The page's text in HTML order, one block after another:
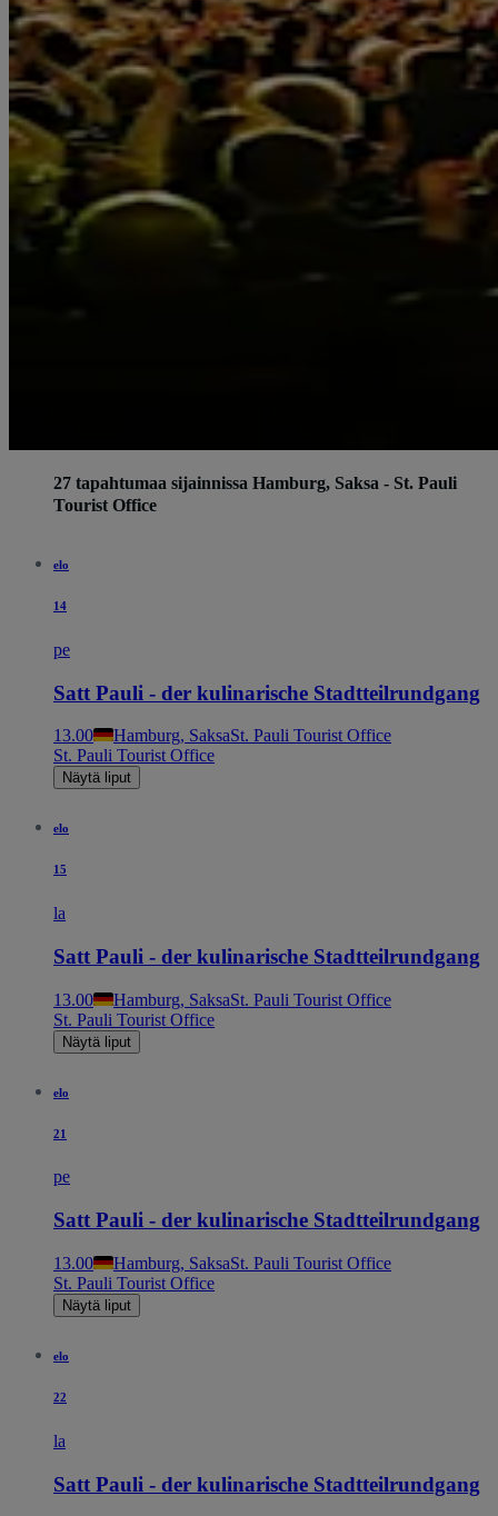
27 tapahtumaa sijainnissa Hamburg, Saksa - St. Pauli
Tourist Office
elo
14
pe
Satt Pauli - der kulinarische Stadtteilrundgang
13.00 Hamburg, SaksaSt. Pauli Tourist Office
St. Pauli Tourist Office
Näytä liput
elo
15
la
Satt Pauli - der kulinarische Stadtteilrundgang
13.00 Hamburg, SaksaSt. Pauli Tourist Office
St. Pauli Tourist Office
Näytä liput
elo
21
pe
Satt Pauli - der kulinarische Stadtteilrundgang
13.00 Hamburg, SaksaSt. Pauli Tourist Office
St. Pauli Tourist Office
Näytä liput
elo
22
la
Satt Pauli - der kulinarische Stadtteilrundgang